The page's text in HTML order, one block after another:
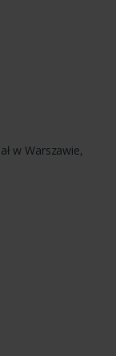
w Warszawie,